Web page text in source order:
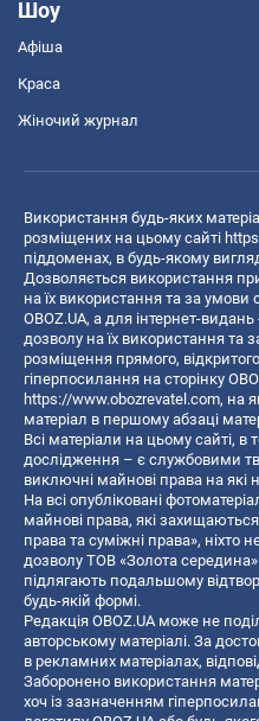
Шоу
Афіша
Краса
Жіночий журнал
Використання будь-яких
розміщених на цьому сайті
піддоменах, в будь-якому
Дозволяється використання
на їх використання та за
OBOZ.UA, а для інтернет-
дозволу на їх використання та
розміщення прямого,
гіперпосилання на сторінку
https://www.obozrevatel.com, на
матеріал в першому абзаці
Всі матеріали на цьому сайті, в
дослідження – є службовими
виключні майнові права на
На всі опубліковані
майнові права, які
права та суміжні права», ніхто
дозволу ТОВ «Золота
підлягають подальшому
будь-якій формі.
Редакція OBOZ.UA може не
авторському матеріалі. За
в рекламних матеріалах,
Заборонено використання
хоч із зазначенням